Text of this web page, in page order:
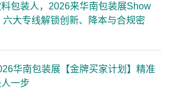
包装人，2026来华南包装展Show
六大专线解锁创新、降本与合规密
华南包装展【金牌买家计划】精准
一步